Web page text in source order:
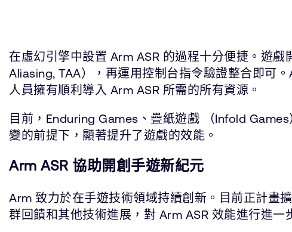
在虛幻引擎中設置 Arm ASR 的過程十分便捷。遊
Aliasing, TAA），再運用控制台指令驗證整合即可
人員擁有順利導入 Arm ASR 所需的所有資源。
目前，Enduring Games、疊紙遊戲 （Infold
變的前提下，顯著提升了遊戲的效能。
Arm ASR 協助開創手遊新紀元
Arm 致力於在手遊技術領域持續創新。目前正計畫
群回饋和其他技術進展，對 Arm ASR 效能進行進一